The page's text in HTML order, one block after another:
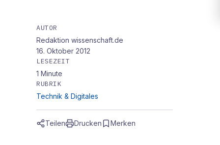
AUTOR
Redaktion wissenschaft.de
16. Oktober 2012
LESEZEIT
1 Minute
RUBRIK
Technik & Digitales
Teilen Drucken Merken